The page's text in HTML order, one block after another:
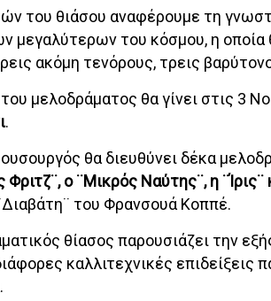
του θιάσου αναφέρουμε τη
μεγαλύτερων του κόσμου, η
ακόμη τενόρους, τρεις
μελοδράματος θα γίνει στις 3
.
θα διευθύνει δέκα
Φριτζ¨, ο ¨Μικρός Ναύτης¨, η
του Φρανσουά Κοππέ.
θίασος παρουσιάζει την
καλλιτεχνικές επιδείξεις